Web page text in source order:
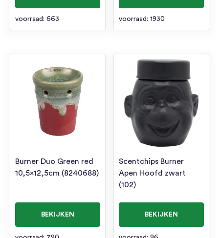
voorraad: 663 voorraad: 1930
Burner Duo Green red
10,5×12,5cm (8240688)
BEKIJKEN
Scentchips Burner
Apen Hoofd zwart
(102)
BEKIJKEN